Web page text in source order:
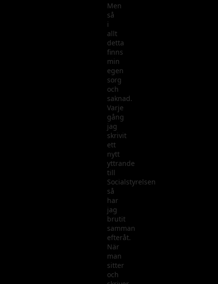
Men
så
i
allt
detta
finns
min
egen
sorg
och
saknad.
Varje
gång
jag
skrivit
ett
nytt
yttrande
till
Socialstyrelsen
så
har
jag
brutit
samman
efteråt.
När
man
sitter
och